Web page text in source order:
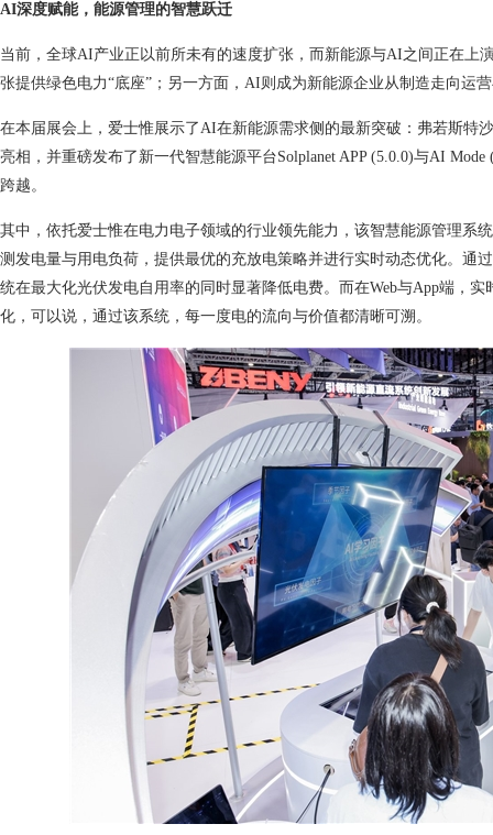
AI深度赋能，能源管理的智慧跃迁
当前，全球AI产业正以前所未有的速度扩张，而新能源与AI之间正在上
张提供绿色电力“底座”；另一方面，AI则成为新能源企业从制造走向运
在本届展会上，爱士惟展示了AI在新能源需求侧的最新突破：弗若斯特
亮相，并重磅发布了新一代智慧能源平台Solplanet APP (5.0.0)与AI
跨越。
其中，依托爱士惟在电力电子领域的行业领先能力，该智慧能源管理系
测发电量与用电负荷，提供最优的充放电策略并进行实时动态优化。通
统在最大化光伏发电自用率的同时显著降低电费。而在Web与App端，
化，可以说，通过该系统，每一度电的流向与价值都清晰可溯。